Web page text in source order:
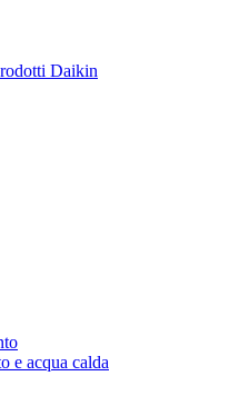
Daikin
e acqua calda